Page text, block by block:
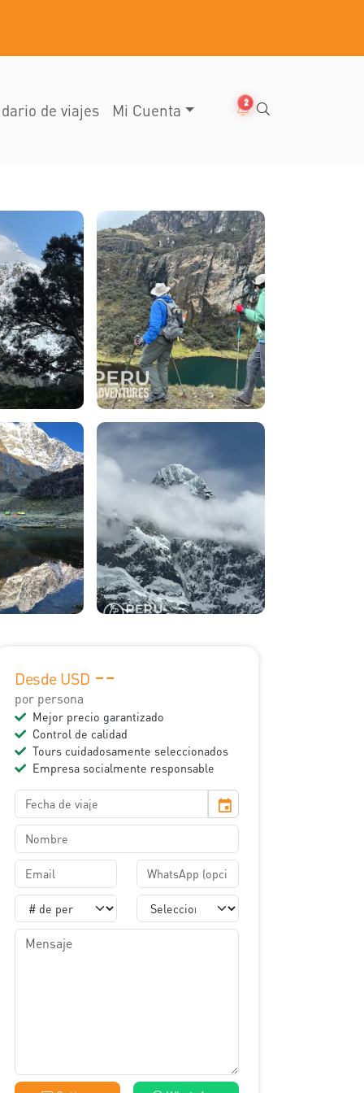
de viajes Mi Cuenta 2
Desde USD --
por persona
Mejor precio garantizado
Control de calidad
Tours cuidadosamente seleccionados
Empresa socialmente responsable
event